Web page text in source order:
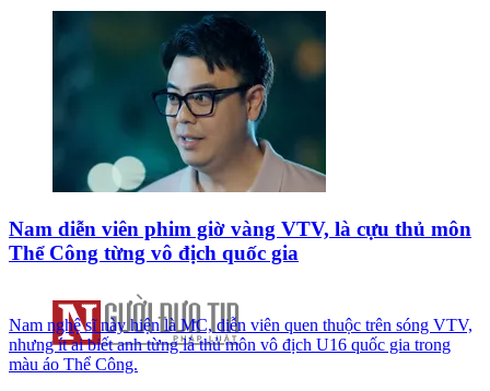
Nam diễn viên phim giờ vàng VTV, là cựu thủ môn
Thể Công từng vô địch quốc gia
Nam nghệ sĩ này hiện là MC, diễn viên quen thuộc trên sóng VTV,
nhưng ít ai biết anh từng là thủ môn vô địch U16 quốc gia trong
màu áo Thể Công.